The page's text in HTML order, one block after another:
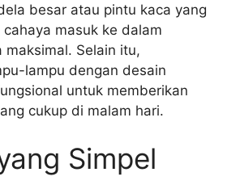
besar atau pintu kaca yang
masuk ke dalam
maksimal. Selain itu,
lampu dengan desain
untuk memberikan
cukup di malam hari.
Simpel